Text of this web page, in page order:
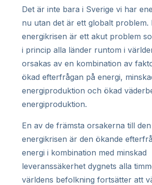
Det är inte bara i Sverige vi har
nu utan det är ett globalt problem.
energikrisen är ett akut problem
i princip alla länder runtom i
orsakas av en kombination av
ökad efterfrågan på energi,
energiproduktion och ökad
energiproduktion.
En av de främsta orsakerna till
energikrisen är den ökande
energi i kombination med minskad
leveranssäkerhet dygnets alla
världens befolkning fortsätter att